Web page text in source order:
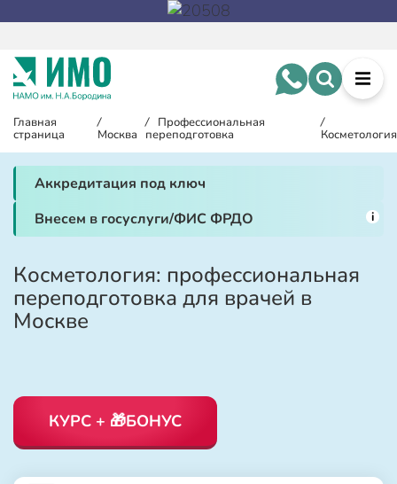
Главная
страница
/
Москва
/ Профессиональная
переподготовка
/
Косметология
Аккредитация под ключ
Внесем в госуслуги/ФИС ФРДО
i
Косметология: профессиональная
переподготовка для врачей в
Москве
КУРС + 🎁БОНУС